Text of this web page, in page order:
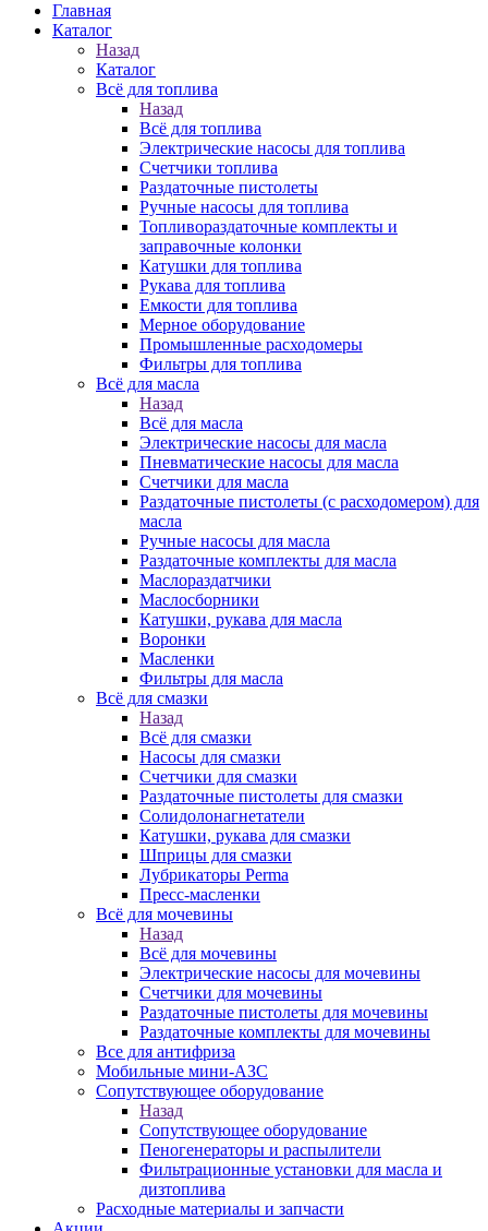
Главная
Каталог
Назад
Каталог
Всё для топлива
Назад
Всё для топлива
Электрические насосы для топлива
Счетчики топлива
Раздаточные пистолеты
Ручные насосы для топлива
Топливораздаточные комплекты и
заправочные колонки
Катушки для топлива
Рукава для топлива
Емкости для топлива
Мерное оборудование
Промышленные расходомеры
Фильтры для топлива
Всё для масла
Назад
Всё для масла
Электрические насосы для масла
Пневматические насосы для масла
Счетчики для масла
Раздаточные пистолеты (с расходомером) для
масла
Ручные насосы для масла
Раздаточные комплекты для масла
Маслораздатчики
Маслосборники
Катушки, рукава для масла
Воронки
Масленки
Фильтры для масла
Всё для смазки
Назад
Всё для смазки
Насосы для смазки
Счетчики для смазки
Раздаточные пистолеты для смазки
Солидолонагнетатели
Катушки, рукава для смазки
Шприцы для смазки
Лубрикаторы Perma
Пресс-масленки
Всё для мочевины
Назад
Всё для мочевины
Электрические насосы для мочевины
Счетчики для мочевины
Раздаточные пистолеты для мочевины
Раздаточные комплекты для мочевины
Все для антифриза
Мобильные мини-АЗС
Сопутствующее оборудование
Назад
Сопутствующее оборудование
Пеногенераторы и распылители
Фильтрационные установки для масла и
дизтоплива
Расходные материалы и запчасти